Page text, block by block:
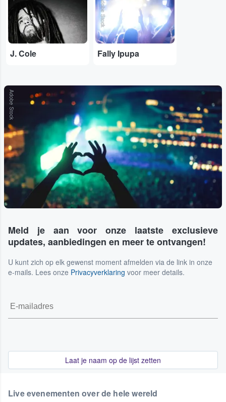
J. Cole
Adobe Stock
Fally Ipupa
Adobe Stock
Meld je aan voor onze laatste exclusieve
updates, aanbiedingen en meer te ontvangen!
U kunt zich op elk gewenst moment afmelden via de link in onze
e-mails. Lees onze Privacyverklaring voor meer details.
Laat je naam op de lijst zetten
Live evenementen over de hele wereld